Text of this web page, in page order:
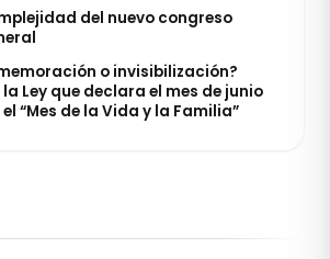
del nuevo congreso
o invisibilización?
la Ley que declara el mes de junio
“Mes de la Vida y la Familia”